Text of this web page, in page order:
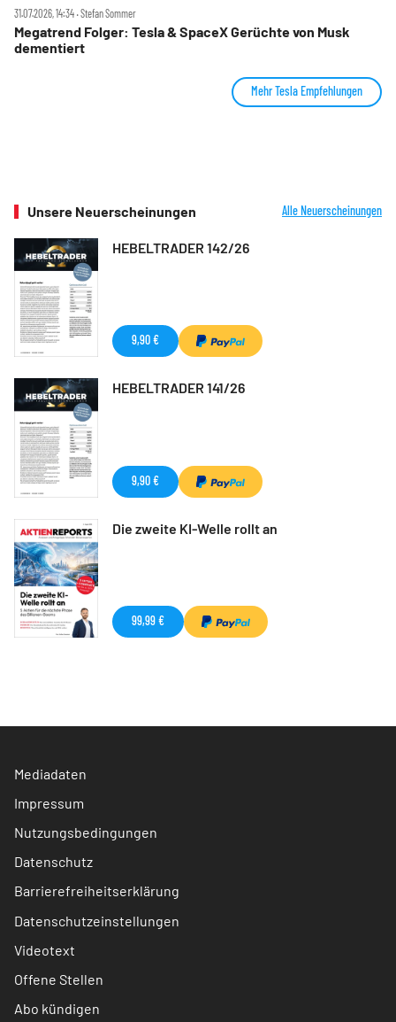
31.07.2026, 14:34 ‧ Stefan Sommer
Megatrend Folger: Tesla & SpaceX Gerüchte von Musk
dementiert
Mehr Tesla Empfehlungen
Unsere Neuerscheinungen Alle Neuerscheinungen
HEBELTRADER 142/26
9,90 €
HEBELTRADER 141/26
9,90 €
Die zweite KI-Welle rollt an
99,99 €
Mediadaten
Impressum
Nutzungsbedingungen
Datenschutz
Barrierefreiheitserklärung
Datenschutzeinstellungen
Videotext
Offene Stellen
Abo kündigen